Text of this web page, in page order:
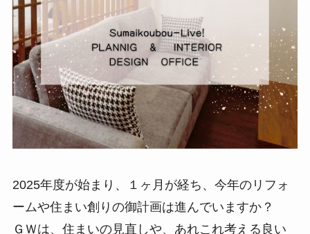
2025年度が始まり、１ヶ月が経ち、今年のリフォ
ームや住まい創りの御計画は進んでいますか？
ＧＷは、住まいの見直しや、あれこれ考える良い